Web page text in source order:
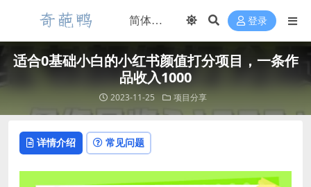
登录
适合0基础小白的小红书颜值打分项目，一条作
品收入1000
2023-11-25 项目分享
详情介绍 常见问题